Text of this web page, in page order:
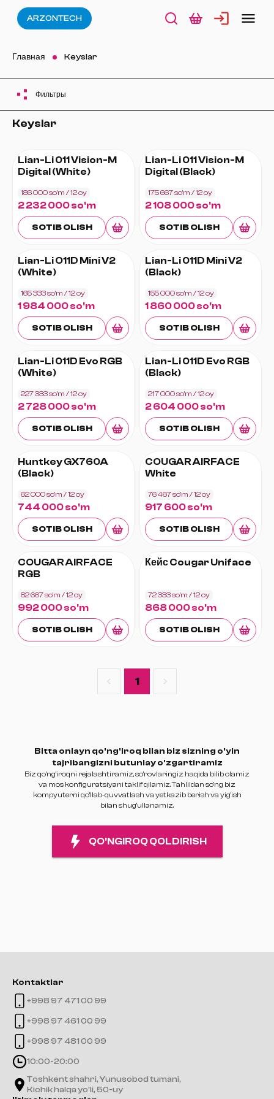
ARZONTECH
Главная Keyslar
Фильтры
Keyslar
Lian-Li 011 Vision-M
Digital (White)
186 000 so'm / 12oy
2 232 000 so'm
SOTIB OLISH
Lian-Li 011 Vision-M
Digital (Black)
175 667 so'm / 12oy
2 108 000 so'm
SOTIB OLISH
Lian-Li O11D Mini V2
(White)
165 333 so'm / 12oy
1 984 000 so'm
SOTIB OLISH
Lian-Li 011D Mini V2
(Black)
155 000 so'm / 12oy
1 860 000 so'm
SOTIB OLISH
Lian-Li 011D Evo RGB
(White)
227 333 so'm / 12oy
2 728 000 so'm
SOTIB OLISH
Lian-Li 011D Evo RGB
(Black)
217 000 so'm / 12oy
2 604 000 so'm
SOTIB OLISH
Huntkey GX760A
(Black)
62 000 so'm / 12oy
744 000 so'm
SOTIB OLISH
COUGAR AIRFACE
White
76 467 so'm / 12oy
917 600 so'm
SOTIB OLISH
COUGAR AIRFACE
RGB
82 667 so'm / 12oy
992 000 so'm
SOTIB OLISH
Кейс Cougar Uniface
72 333 so'm / 12oy
868 000 so'm
SOTIB OLISH
1
Bitta onlayn qo'ng'iroq bilan biz sizning o'yin
tajribangizni butunlay o'zgartiramiz
Biz qo'ng'iroqni rejalashtiramiz, so'rovlaringiz haqida bilib olamiz
va mos konfiguratsiyani taklif qilamiz. Tahlildan so'ng biz
kompyuterni qo'llab-quvvatlash va yetkazib berish va yig'ish
bilan shug'ullanamiz.
QO'NGIROQ QOLDIRISH
Kontaktlar
+998 97 471 00 99
+998 97 461 00 99
+998 97 481 00 99
10:00-20:00
Toshkent shahri, Yunusobod tumani,
Kichik halqa yo'li, 50-uy